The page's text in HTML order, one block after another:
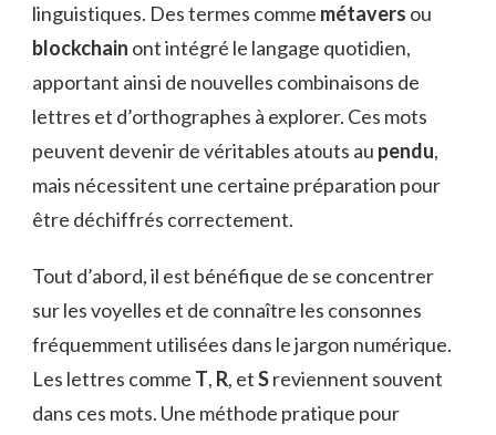
linguistiques. Des termes comme métavers ou
blockchain ont intégré le langage quotidien,
apportant ainsi de nouvelles combinaisons de
lettres et d’orthographes à explorer. Ces mots
peuvent devenir de véritables atouts au pendu,
mais nécessitent une certaine préparation pour
être déchiffrés correctement.
Tout d’abord, il est bénéfique de se concentrer
sur les voyelles et de connaître les consonnes
fréquemment utilisées dans le jargon numérique.
Les lettres comme T, R, etSreviennent souvent
dans ces mots. Une méthode pratique pour